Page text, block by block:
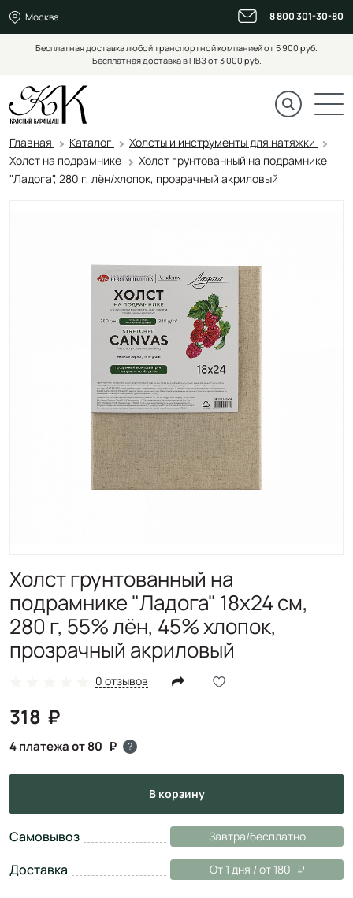
Москва 8 800 301-30-80
Бесплатная доставка любой транспортной компанией от 5 900 руб.
Бесплатная доставка в ПВЗ от 3 000 руб.
Главная Каталог
Холсты и инструменты для натяжки
Холст на подрамнике
Холст грунтованный на подрамнике
"Ладога", 280 г, лён/хлопок, прозрачный акриловый
Холст грунтованный на
подрамнике "Ладога" 18х24 см,
280 г, 55% лён, 45% хлопок,
прозрачный акриловый
0 отзывов
318
4 платежа от 80 ?
в корзину
Самовывоз Завтра/бесплатно
Доставка От 1 дня / от 180